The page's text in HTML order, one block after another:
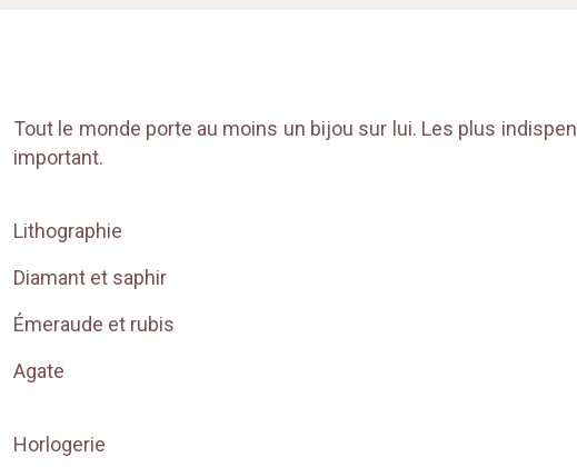
Tout le monde porte au moins un bijou sur lui. Les plus
important.
Lithographie
Diamant et saphir
Émeraude et rubis
Agate
Horlogerie